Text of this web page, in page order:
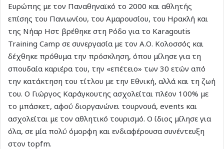
Ευρώπης με τον Παναθηναϊκό το 2000 και αθλητής
επίσης του Πανιωνίου, του Αμαρουσίου, του Ηρακλή και
της Νήαρ Ηστ βρέθηκε στη Ρόδο για το Karagoutis
Training Camp σε συνεργασία με τον Α.Ο. Κολοσσός και
δέχθηκε πρόθυμα την πρόσκληση, όπου μίλησε για τη
σπουδαία καριέρα του, την «επέτειο» των 30 ετών από
την κατάκτηση του τίτλου με την Εθνική, αλλά και τη ζωή
του. Ο Γιώργος Καράγκουτης ασχολείται πλέον 100% με
το μπάσκετ, αφού διοργανώνει τουρνουά, events και
ασχολείται με τον αθλητικό τουρισμό. Ο ίδιος μίλησε για
όλα, σε μία πολύ όμορφη και ενδιαφέρουσα συνέντευξη
στον topfm.